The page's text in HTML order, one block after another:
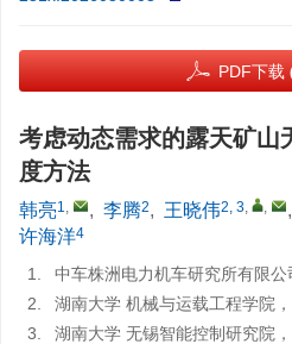
PDF下载
考虑动态需求的露天矿山
度方法
韩亮1, , 李腾2, 王晓伟2, 3, , ,
许海洋4
1.
中车株洲电力机车研究所有限
2.
湖南大学 机械与运载工程学院
3.
湖南大学 无锡智能控制研究院